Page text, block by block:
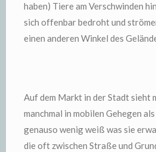
haben) Tiere am Verschwinden
sich offenbar bedroht und
einen anderen Winkel des
Auf dem Markt in der Stadt sieht
manchmal in mobilen Gehegen
genauso wenig weiß was sie
die oft zwischen Straße und